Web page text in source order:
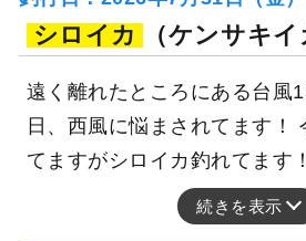
シロイカ （ケンサキイ
遠く離れたところにある台風
日、西風に悩まされてます！
てますがシロイカ釣れてます！
続きを表示